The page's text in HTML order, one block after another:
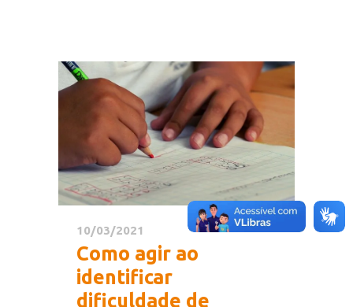
10/03/2021
Como agir ao
identificar
dificuldade de